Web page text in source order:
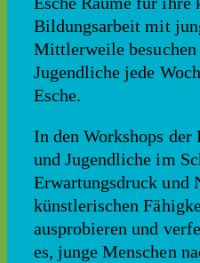
Bildungsarbeit mit
Mittlerweile
Jugendliche jede
Esche.
In den Workshops der
und Jugendliche im
Erwartungsdruck und
künstlerischen
ausprobieren und
es, junge Menschen